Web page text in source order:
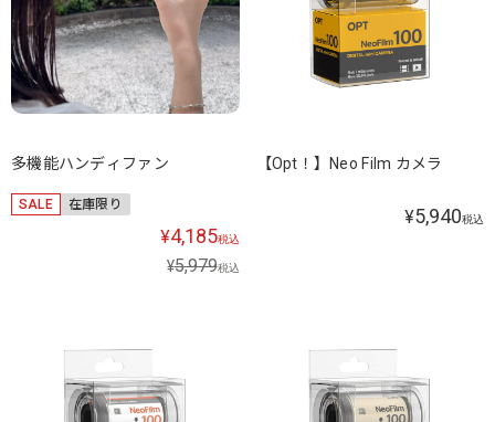
多機能ハンディファン
SALE 在庫限り
¥4,185税込
¥5,979税込
【Opt！】Neo Film カメラ
¥5,940税込